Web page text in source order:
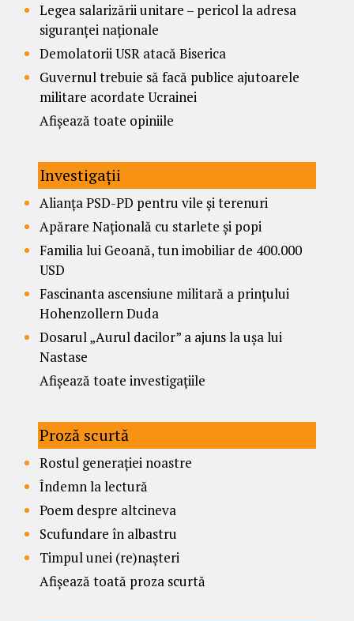
Legea salarizării unitare – pericol la adresa
siguranței naționale
Demolatorii USR atacă Biserica
Guvernul trebuie să facă publice ajutoarele
militare acordate Ucrainei
Afișează toate opiniile
Investigații
Alianța PSD-PD pentru vile și terenuri
Apărare Națională cu starlete și popi
Familia lui Geoană, tun imobiliar de 400.000
USD
Fascinanta ascensiune militară a prințului
Hohenzollern Duda
Dosarul „Aurul dacilor” a ajuns la ușa lui
Nastase
Afișează toate investigațiile
Proză scurtă
Rostul generației noastre
Îndemn la lectură
Poem despre altcineva
Scufundare în albastru
Timpul unei (re)nașteri
Afișează toată proza scurtă